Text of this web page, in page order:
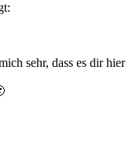
sehr, dass es dir hier